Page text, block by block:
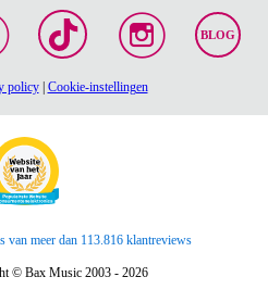
BLOG
policy| Cookie-instellingen
van meer dan 113.816 klantreviews
© Bax Music 2003 - 2026